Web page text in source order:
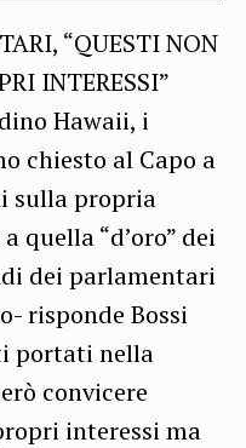
“QUESTI NON
INTERESSI”
Hawaii, i
chiesto al Capo a
sulla propria
quella “d’oro” dei
dei parlamentari
risponde Bossi
portati nella
convicere
interessi ma